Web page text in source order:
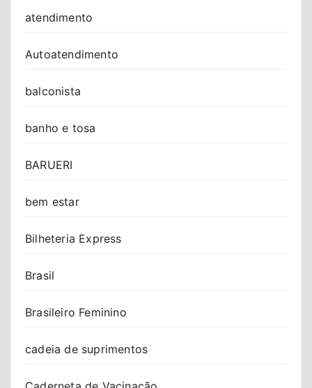
atendimento
Autoatendimento
balconista
banho e tosa
BARUERI
bem estar
Bilheteria Express
Brasil
Brasileiro Feminino
cadeia de suprimentos